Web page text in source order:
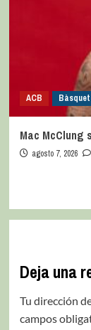
ACB
Mac McClung
agosto 7, 2026
Deja una
Tu dirección
campos